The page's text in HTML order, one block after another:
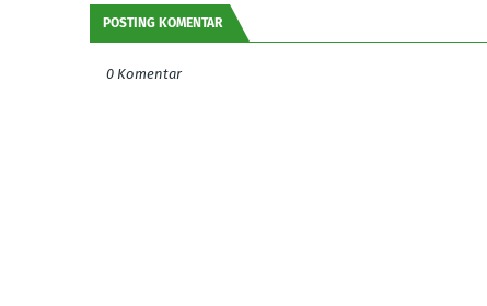
POSTING KOMENTAR
0 Komentar